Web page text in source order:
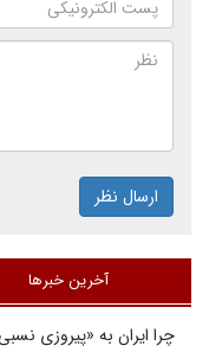
ارسال نظر
آخرین خبرها
چرا ایران به «پیروزی